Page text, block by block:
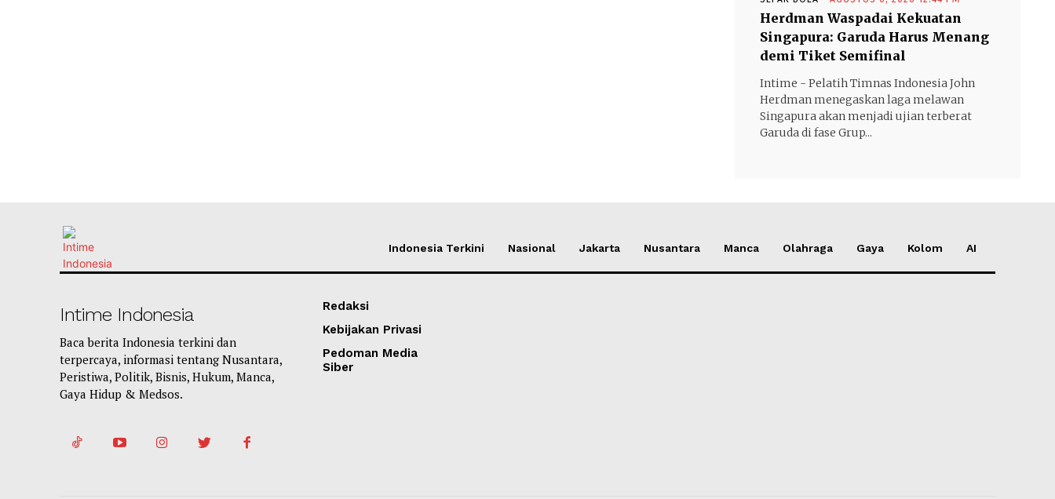
Herdman Waspadai Kekuatan
Singapura: Garuda Harus Menang
demi Tiket Semifinal
Intime - Pelatih Timnas Indonesia John
Herdman menegaskan laga melawan
Singapura akan menjadi ujian terberat
Garuda di fase Grup...
Indonesia Terkini Nasional Jakarta Nusantara Manca Olahraga Gaya Kolom AI
Intime Indonesia
Baca berita Indonesia terkini dan
terpercaya, informasi tentang Nusantara,
Peristiwa, Politik, Bisnis, Hukum, Manca,
Gaya Hidup & Medsos.
Redaksi
Kebijakan Privasi
Pedoman Media
Siber